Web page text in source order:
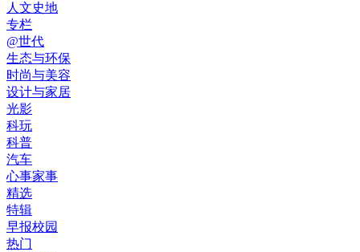
人文史地
专栏
@世代
生态与环保
时尚与美容
设计与家居
光影
科玩
科普
汽车
心事家事
精选
特辑
早报校园
热门